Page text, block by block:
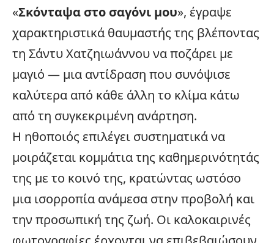
«Σκόνταψα στο σαγόνι μου», έγραψε
χαρακτηριστικά θαυμαστής της βλέποντας
τη Σάντυ Χατζηιωάννου να ποζάρει με
μαγιό — μια αντίδραση που συνόψισε
καλύτερα από κάθε άλλη το κλίμα κάτω
από τη συγκεκριμένη ανάρτηση.
Η ηθοποιός επιλέγει συστηματικά να
μοιράζεται κομμάτια της καθημερινότητάς
της με το κοινό της, κρατώντας ωστόσο
μια ισορροπία ανάμεσα στην προβολή και
την προσωπική της ζωή. Οι καλοκαιρινές